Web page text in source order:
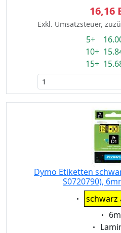
16,16
Exkl. Umsatzsteuer,
5+
10+
15+
Dymo Etiketten
S0720790),
Eigenschaft:
schwarz